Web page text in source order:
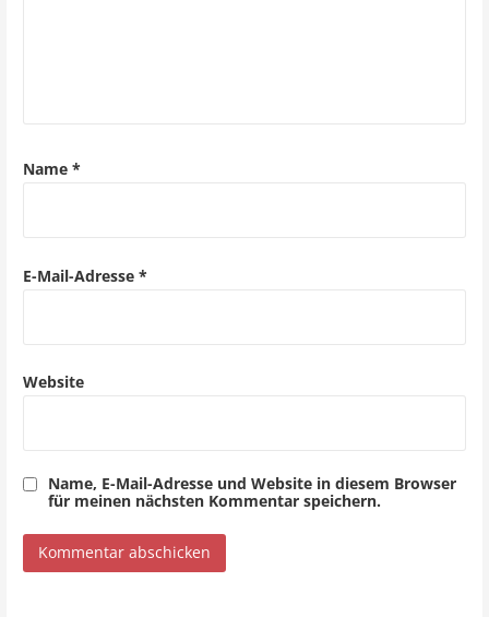
a
o
Name *
E-Mail-Adresse *
Website
Name, E-Mail-Adresse und Website in diesem Browser
für meinen nächsten Kommentar speichern.